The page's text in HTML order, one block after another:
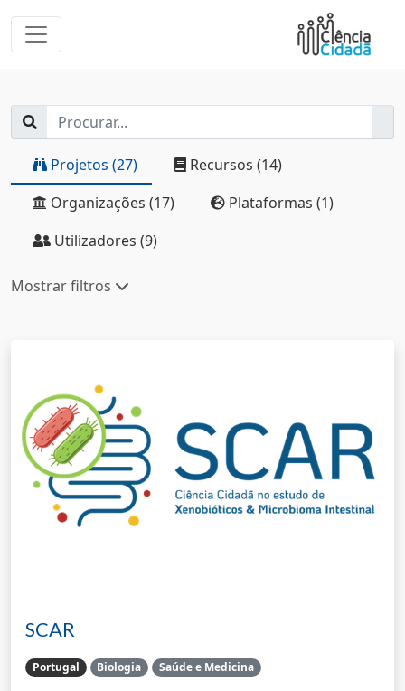
Projetos (27)
Recursos (14)
Organizações (17)
Plataformas (1)
Utilizadores (9)
Mostrar filtros
SCAR
Portugal Biologia Saúde e Medicina